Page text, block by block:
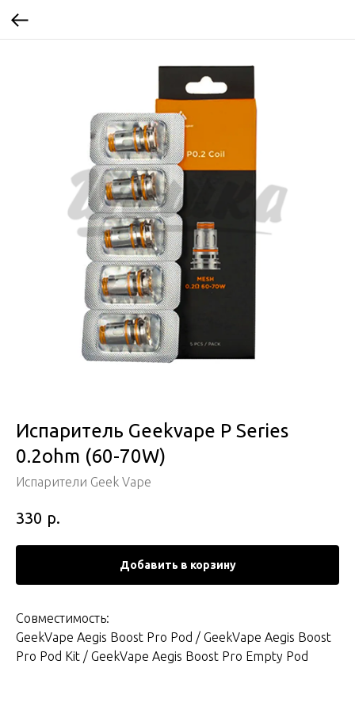
Испаритель Geekvape P Series
0.2ohm (60-70W)
Испарители Geek Vape
330 р.
Добавить в корзину
Совместимость:
GeekVape Aegis Boost Pro Pod / GeekVape Aegis Boost
Pro Pod Kit / GeekVape Aegis Boost Pro Empty Pod